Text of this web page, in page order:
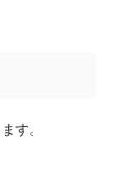
す。